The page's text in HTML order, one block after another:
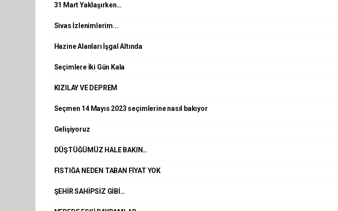
31 Mart Yaklaşırken…
Sivas İzlenimlerim...
Hazine Alanları İşgal Altında
Seçimlere İki Gün Kala
KIZILAY VE DEPREM
Seçmen 14 Mayıs 2023 seçimlerine nasıl bakıyor
Gelişiyoruz
DÜŞTÜĞÜMÜZ HALE BAKIN…
FISTIĞA NEDEN TABAN FİYAT YOK
ŞEHİR SAHİPSİZ GİBİ…